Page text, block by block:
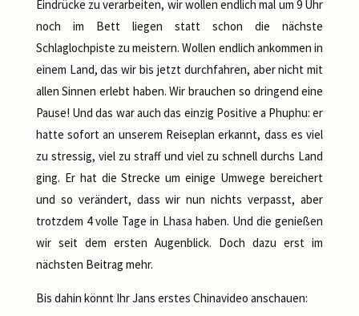
Eindrücke zu verarbeiten, wir wollen endlich mal um 9 Uhr
noch im Bett liegen statt schon die nächste
Schlaglochpiste zu meistern. Wollen endlich ankommen in
einem Land, das wir bis jetzt durchfahren, aber nicht mit
allen Sinnen erlebt haben. Wir brauchen so dringend eine
Pause! Und das war auch das einzig Positive a Phuphu: er
hatte sofort an unserem Reiseplan erkannt, dass es viel
zu stressig, viel zu straff und viel zu schnell durchs Land
ging. Er hat die Strecke um einige Umwege bereichert
und so verändert, dass wir nun nichts verpasst, aber
trotzdem 4 volle Tage in Lhasa haben. Und die genießen
wir seit dem ersten Augenblick. Doch dazu erst im
nächsten Beitrag mehr.
Bis dahin könnt Ihr Jans erstes Chinavideo anschauen: